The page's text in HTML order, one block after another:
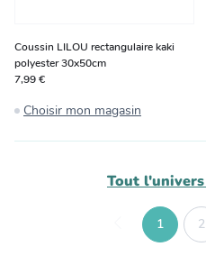
Coussin LILOU rectangulaire kaki
polyester 30x50cm
7,99 €
Choisir mon magasin
Tout l'univers
1 2